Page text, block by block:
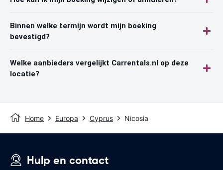
Binnen welke termijn wordt mijn boeking
bevestigd?
Welke aanbieders vergelijkt Carrentals.nl op deze
locatie?
Home Europa Cyprus Nicosia
Hulp en contact